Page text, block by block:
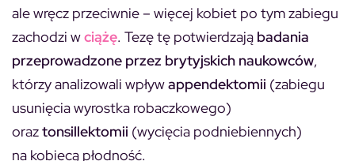
ale wręcz przeciwnie – więcej kobiet po tym zabiegu
zachodzi wciążę. Tezę tę potwierdzają badania
przeprowadzone przez brytyjskich naukowców,
którzy analizowali wpływappendektomii (zabiegu
usunięcia wyrostka robaczkowego)
oraztonsillektomii (wycięcia podniebiennych)
na kobiecą płodność.